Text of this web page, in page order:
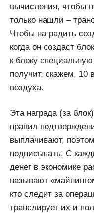
вычисления, чтобы
только нашли –
Чтобы наградить
когда он создаст
к блоку
получит, скажем, 10
воздуха.
Эта награда (за
правил
выплачивают,
подписывать. С
денег в экономике
называют
кто следит за
транслирует их и